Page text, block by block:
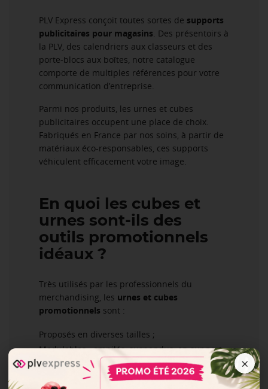
×
PLV Express conçoit toutes sortes de supports
publicitaires pour magasins. Des présentoirs à
la PLV, des calendriers aux classeurs et des
porte-blocs aux boîtes, notre catalogue
comporte de multiples références pour votre
communication d’entreprise.
Parmi nos produits, les urnes et cubes
publicitaires occupent une place de choix.
Fabriqués en France par nos soins, à partir de
matériaux éco-responsables, ces supports
véhiculent efficacement votre image.
En quoi les cubes et
urnes sont-ils des
outils promotionnels
idéaux ?
Très utilisés par les professionnels du
merchandising, les urnes et cubes
promotionnels sont :
Proposés en diverses tailles ;
Modulables : empilés, suspendus, en support
produit…
Dotés d’un fort impact visuel ;